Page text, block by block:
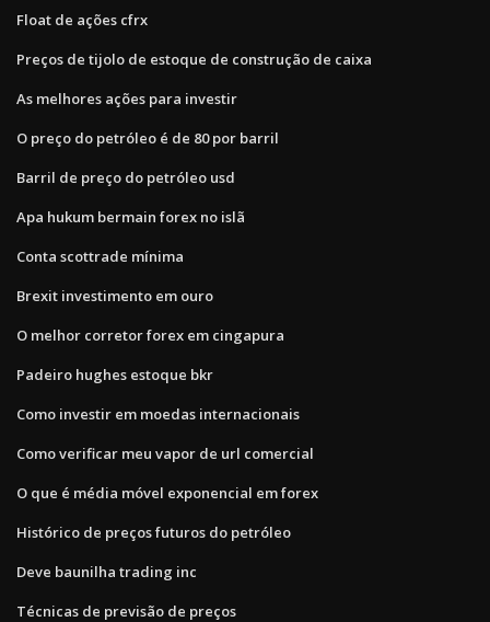
Float de ações cfrx
Preços de tijolo de estoque de construção de caixa
As melhores ações para investir
O preço do petróleo é de 80 por barril
Barril de preço do petróleo usd
Apa hukum bermain forex no islã
Conta scottrade mínima
Brexit investimento em ouro
O melhor corretor forex em cingapura
Padeiro hughes estoque bkr
Como investir em moedas internacionais
Como verificar meu vapor de url comercial
O que é média móvel exponencial em forex
Histórico de preços futuros do petróleo
Deve baunilha trading inc
Técnicas de previsão de preços